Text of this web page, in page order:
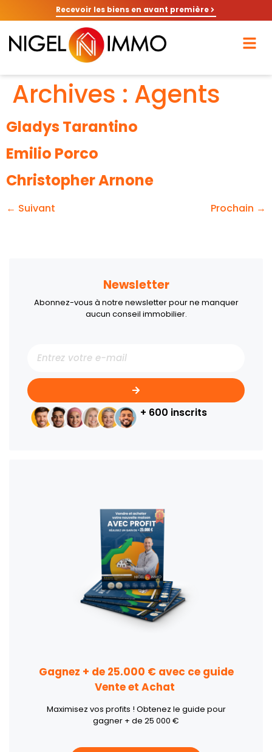
Recevoir les biens en avant première
Archives : Agents
Gladys Tarantino
Emilio Porco
Christopher Arnone
← Suivant Prochain →
Newsletter
Abonnez-vous à notre newsletter pour ne manquer
aucun conseil immobilier.
+ 600 inscrits
Gagnez + de 25.000 € avec ce guide
Vente et Achat
Maximisez vos profits ! Obtenez le guide pour
gagner + de 25 000 €